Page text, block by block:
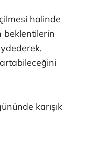
halinde
beklentilerin
karışık